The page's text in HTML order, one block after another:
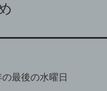
の最後の水曜日